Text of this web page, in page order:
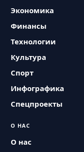
Экономика
Финансы
Технологии
Культура
Спорт
Инфографика
Спецпроекты
О НАС
О нас